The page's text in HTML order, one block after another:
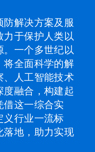
解决方案及服
力于保护人类以
。一个多世纪以
将全面科学的解
、人工智能技术
融合，构建起
借这一综合实
义行业一流标
落地，助力实现